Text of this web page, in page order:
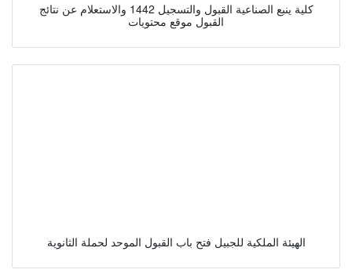
كلية ينبع الصناعية القبول والتسجيل 1442 والاستعلام عن نتائج
القبول موقع محتويات
الهيئة الملكية للجبيل فتح باب القبول الموحد لحملة الثانوية